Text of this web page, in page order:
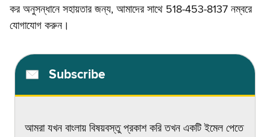
কর অনুসন্ধানে সহায়তার জন্য, আমাদের সাথে 518-453-8137 নম্বরে
যোগাযোগ করুন।
Subscribe
আমরা যখন বাংলায় বিষয়বস্তু প্রকাশ করি তখন একটি ইমেল পেতে